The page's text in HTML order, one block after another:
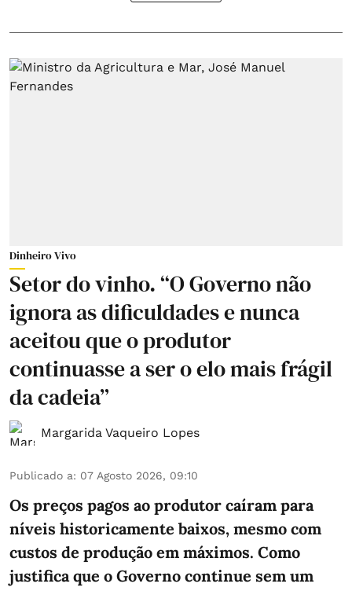
Dinheiro Vivo
Setor do vinho. “O Governo não
ignora as dificuldades e nunca
aceitou que o produtor
continuasse a ser o elo mais frágil
da cadeia”
Margarida Vaqueiro Lopes
Publicado a: 07 Agosto 2026, 09:10
Os preços pagos ao produtor caíram para
níveis historicamente baixos, mesmo com
custos de produção em máximos. Como
justifica que o Governo continue sem um